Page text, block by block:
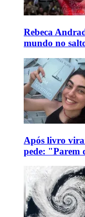
Rebeca
mundo no
Após livro
pede: "Parem